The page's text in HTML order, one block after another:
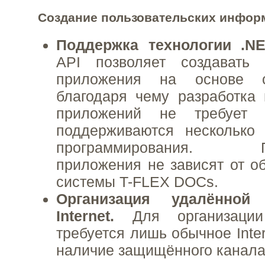
Создание пользовательских
Поддержка технологии
API позволяет создавать
приложения на основе
благодаря чему разработка
приложений не требует
поддерживаются несколько
программирования.
приложения не зависят от
системы T-FLEX DOCs.
Организация
Internet. Для
требуется лишь обычное
наличие защищённого